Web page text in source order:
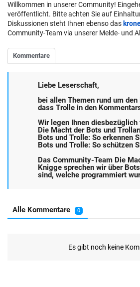
Willkommen in unserer Community!
veröffentlicht. Bitte achten Sie auf
Diskussionen steht Ihnen ebenso das
Community-Team via unserer Melde- und